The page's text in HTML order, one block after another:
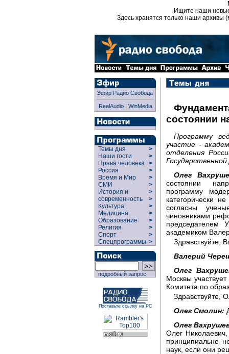
Ищите наши
Здесь хранятся только наши архивы
Эфир Радио Свобода
RealAudio| WinMedia
Темы дня
>
Наши гости
>
Права человека >
Россия
>
Время и Мир
>
СМИ
>
История и
современность
>
>
Культура
>
Медицина
>
Образование
>
Религия
>
Спорт
>
Спецпрограммы >
подробный запрос
Поставьте ссылку на РС
состоянии
Программу
участие -
отделения
Олег
состоянии
программу
категорически
согласны
чиновниками
председателем
академиком
Здравствуйте,
Валерий
Олег
Москвы
Комитета по
Здравствуйте,
Олег Смолин:
Олег
Олег
принципиально
наук, если они